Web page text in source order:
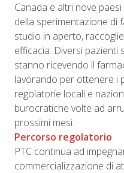
Canada e altri nove
della sperimentazione di
studio in aperto,
efficacia. Diversi
stanno ricevendo il
lavorando per ottenere i
regolatorie locali e
burocratiche volte ad
prossimi mesi.
Percorso regolatorio
PTC continua ad
commercializzazione di